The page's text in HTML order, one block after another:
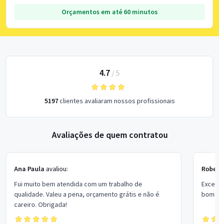
Orçamentos em até 60 minutos
4.7 / 5
5197clientes avaliaram nossos profissionais
Avaliações de quem contratou
Ana Paula avaliou:
Fui muito bem atendida com um trabalho de
qualidade. Valeu a pena, orçamento grátis e não é
careiro. Obrigada!
bom